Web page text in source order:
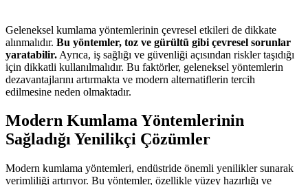
Geleneksel kumlama yöntemlerinin çevresel etkileri de dikkate
alınmalıdır. Bu yöntemler, toz ve gürültü gibi çevresel sorunlar
yaratabilir. Ayrıca, iş sağlığı ve güvenliği açısından riskler taşıdığı
için dikkatli kullanılmalıdır. Bu faktörler, geleneksel yöntemlerin
dezavantajlarını artırmakta ve modern alternatiflerin tercih
edilmesine neden olmaktadır.
Modern Kumlama Yöntemlerinin
Sağladığı Yenilikçi Çözümler
Modern kumlama yöntemleri, endüstride önemli yenilikler sunarak
verimliliği artırıyor. Bu yöntemler, özellikle yüzey hazırlığı ve